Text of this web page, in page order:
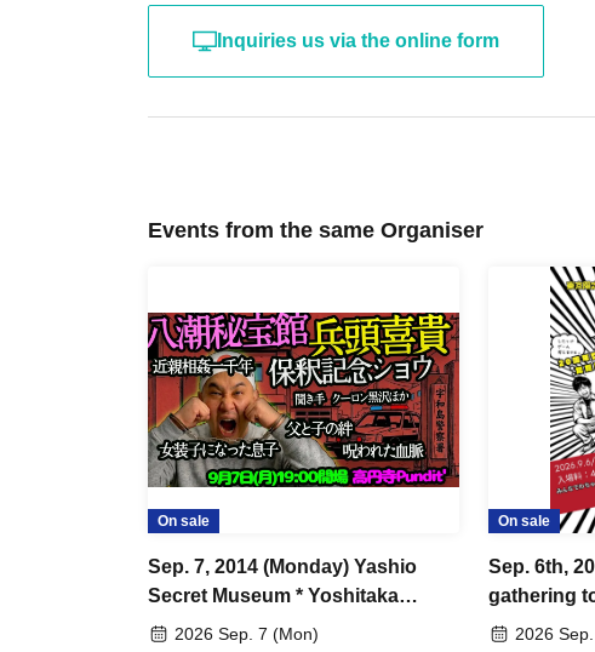
Inquiries us via the online form
Events from the same Organiser
On sale
Sep. 7, 2014 (Monday) Yashio
Secret Museum * Yoshitaka
Hyodo Bail Release
2026 Sep. 7 (Mon)
On sale
Sep. 6th,
gathering
celebrate
2026